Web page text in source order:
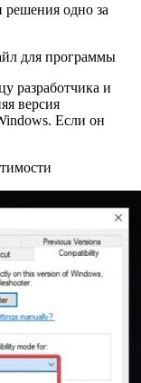
решения одно за
для программы
разработчика и
версия
Если он